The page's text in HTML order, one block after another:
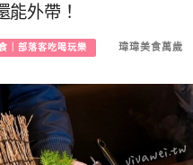
能外帶！
｜部落客吃喝玩樂 瑋瑋美食萬歲